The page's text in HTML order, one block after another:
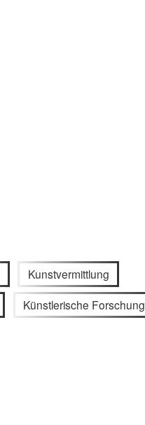
Kunstvermittlung
Künstlerische Forschung